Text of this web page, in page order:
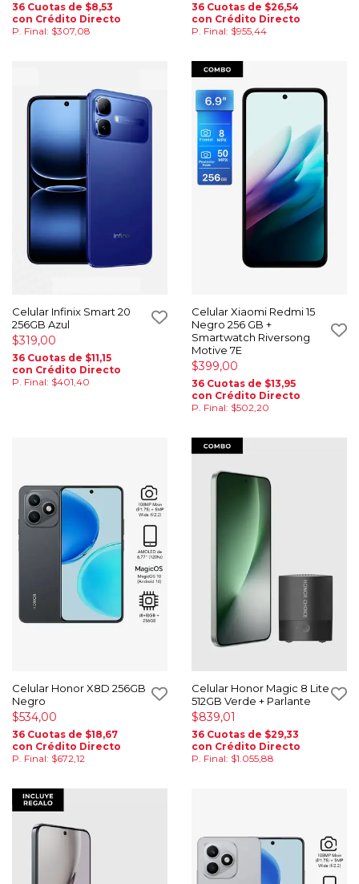
36 Cuotas de $8,53
con Crédito Directo
P. Final: $307,08
36 Cuotas de $26,54
con Crédito Directo
P. Final: $955,44
Celular Infinix Smart 20
256GB Azul
$319,00
36 Cuotas de $11,15
con Crédito Directo
P. Final: $401,40
Celular Xiaomi Redmi 15
Negro 256 GB +
Smartwatch Riversong
Motive 7E
$399,00
36 Cuotas de $13,95
con Crédito Directo
P. Final: $502,20
Celular Honor X8D 256GB
Negro
$534,00
36 Cuotas de $18,67
con Crédito Directo
P. Final: $672,12
Celular Honor Magic 8 Lite
512GB Verde + Parlante
$839,01
36 Cuotas de $29,33
con Crédito Directo
P. Final: $1.055,88